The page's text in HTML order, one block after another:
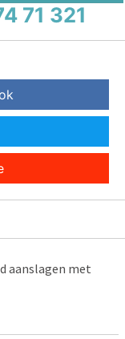
71 321
aanslagen met